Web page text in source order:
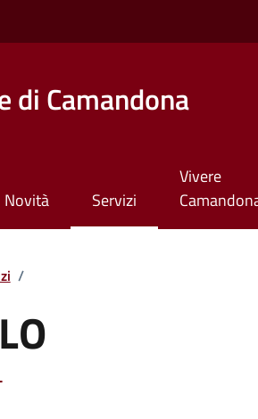
di Camandona
Novità Servizi
Vivere
/